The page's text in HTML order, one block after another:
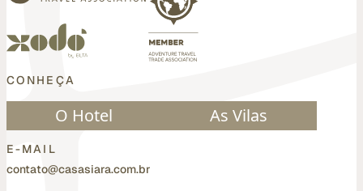
CONHEÇA
O Hotel As Vilas
E-MAIL
contato@casasiara.com.br